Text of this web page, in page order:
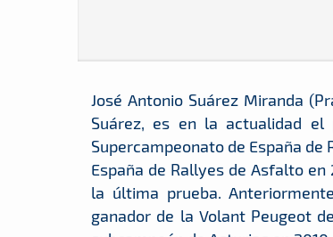
José Antonio Suárez Miranda
Suárez, es en la actualidad
Supercampeonato de España de
España de Rallyes de Asfalto
la última prueba.
ganador de la Volant Peugeot